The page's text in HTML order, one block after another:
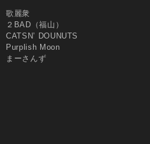
歌麗衆
２BAD（福山）
CATSN’ DOUNUTS
Purplish Moon
まーさんず